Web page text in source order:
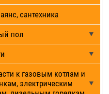
сантехника
пол
к газовым котлам и
электрическим